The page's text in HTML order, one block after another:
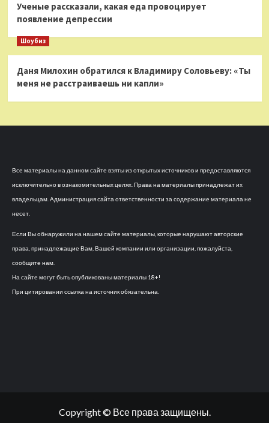
Ученые рассказали, какая еда провоцирует
появление депрессии
Шоубиз
Даня Милохин обратился к Владимиру Соловьеву: «Ты
меня не расстраиваешь ни капли»
Все материалы на данном сайте взяты из открытых источников и предоставляются
исключительно в ознакомительных целях. Права на материалы принадлежат их
владельцам. Администрация сайта ответственности за содержание материала не
несет.
Если Вы обнаружили на нашем сайте материалы, которые нарушают авторские
права, принадлежащие Вам, Вашей компании или организации, пожалуйста,
сообщите нам.
На сайте могут быть опубликованы материалы 18+!
При цитировании ссылка на источник обязательна.
Copyright © Все права защищены.